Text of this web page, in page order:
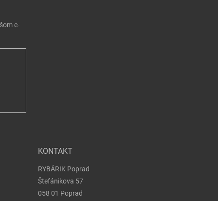
e-
KONTAKT
RYBÁRIK Poprad
Štefánikova 57
058 01 Poprad